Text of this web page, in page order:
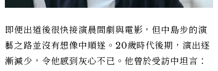
即便出道後很快接演晨間劇與電影，但中島步的演
藝之路並沒有想像中順遂。20歲時代後期，演出逐
漸減少，令他感到灰心不已。他曾於受訪中坦言：